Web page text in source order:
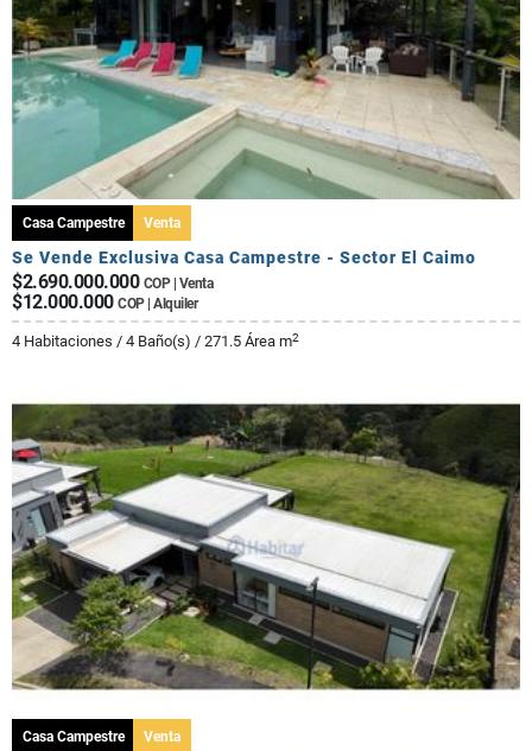
Casa Campestre Venta
Se Vende Exclusiva Casa Campestre - Sector El Caimo
$2.690.000.000 COP | Venta
$12.000.000 COP | Alquiler
4 Habitaciones / 4 Baño(s) / 271.5 Área m2
Casa Campestre Venta